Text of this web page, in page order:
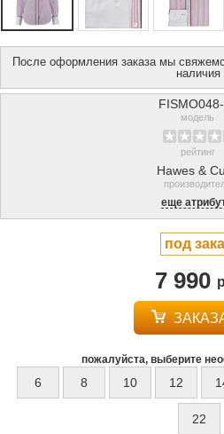
После оформления заказа мы
наличия
модель
рейтинг
Hawes &
еще
под
7 990
пожалуйста, выберите
6 8 10 12
22